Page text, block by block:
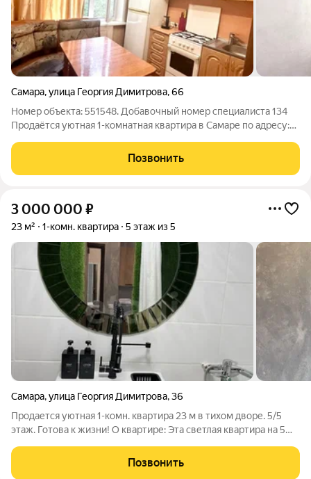
Самара,улица Георгия Димитрова,66
Номер объекта: 551548. Добавочный номер специалиста 134
Продаётся уютная 1-комнатная квартира в Самаре по адресу:
5-этажного дома. Отличный вариант для комфортного
проживания или выгодной
Позвонить
3 000 000 ₽
23 м² 1-комн. квартира 5 этаж из 5
Самара,улица Георгия Димитрова,36
Продается уютная 1-комн. квартира 23 м в тихом дворе. 5/5
этаж. Готова к жизни! О квартире: Эта светлая квартира на 5
гнездышко для двоих. Несмотря на компактную площадь в 23
м, пространство
Позвонить